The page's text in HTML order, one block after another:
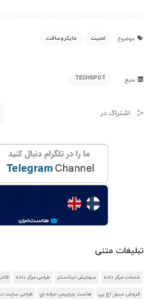
موضوع امنیت مایکروسافت
منبع TECHSPOT
اشتراک در
تبلیغات متنی
خدمات مرکز داده سرمایش دیتاسنتر طراحی مرکز داده
فروش سرور اچ پی هاست وردپرس حرفه ای طراحی سایت